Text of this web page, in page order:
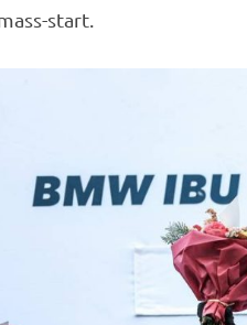
start.